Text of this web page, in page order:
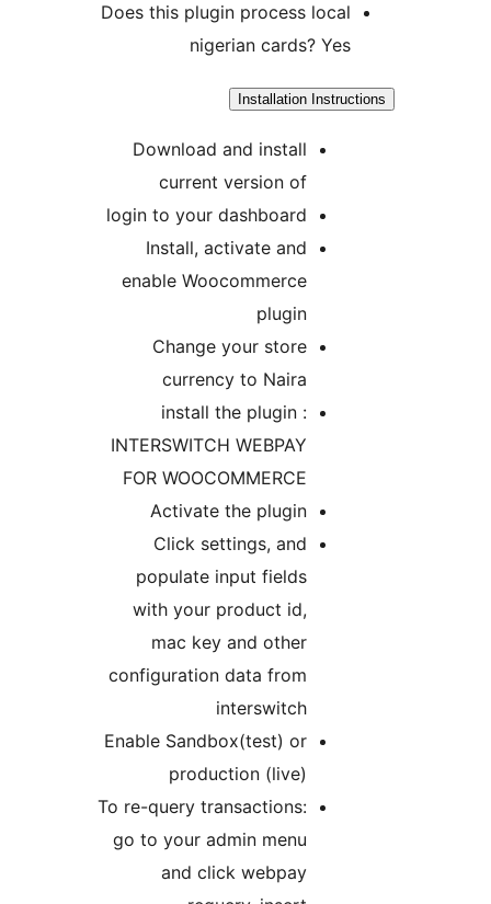
Does this plugin process local
nigerian cards? Yes
Installation
Download and install
current version of
login to your dashboard
Install, activate and
enable Woocommerce
Change your store
currency to Naira
install the plugin :
INTERSWITCH WEBPAY
FOR WOOCOMMERCE
Activate the plugin
Click settings, and
populate input fields
with your product id,
mac key and other
configuration data from
Enable Sandbox(test) or
production (live)
To re-query transactions:
go to your admin menu
and click webpay